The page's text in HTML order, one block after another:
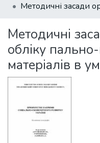
All of DSpace
Statistics
Методичні
обліку
матеріалів в